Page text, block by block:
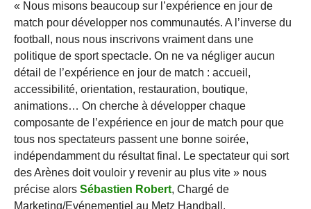
« Nous misons beaucoup sur l’expérience en jour de
match pour développer nos communautés. A l’inverse du
football, nous nous inscrivons vraiment dans une
politique de sport spectacle. On ne va négliger aucun
détail de l’expérience en jour de match : accueil,
accessibilité, orientation, restauration, boutique,
animations… On cherche à développer chaque
composante de l’expérience en jour de match pour que
tous nos spectateurs passent une bonne soirée,
indépendamment du résultat final. Le spectateur qui sort
des Arènes doit vouloir y revenir au plus vite » nous
précise alors Sébastien Robert, Chargé de
Marketing/Evénementiel au Metz Handball.